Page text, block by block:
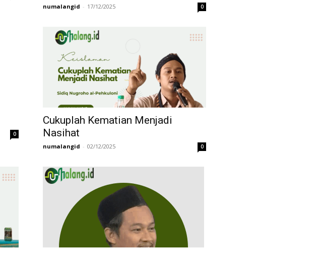
numalangid - 17/12/2025 0
0
Cukuplah Kematian Menjadi
Nasihat
numalangid - 02/12/2025 0